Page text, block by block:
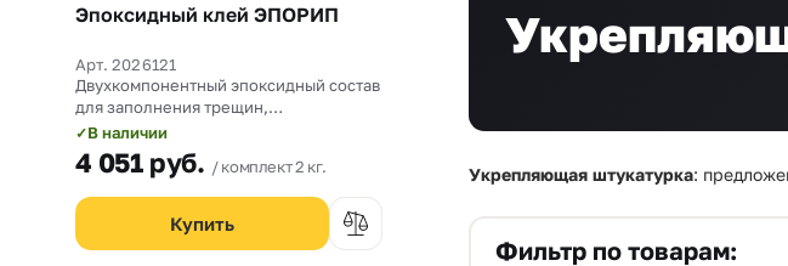
Новинка
Эпоксидный клей ЭПОРИП
Арт. 2026121
Двухкомпонентный эпоксидный состав
для заполнения трещин,
омоноличивания рабочих швов и
прочного склеивания бетона со
сталью.
✓В наличии
4 051руб. комплект 2 кг. Укрепляющая штукатурка:
Фильтр по товарам: